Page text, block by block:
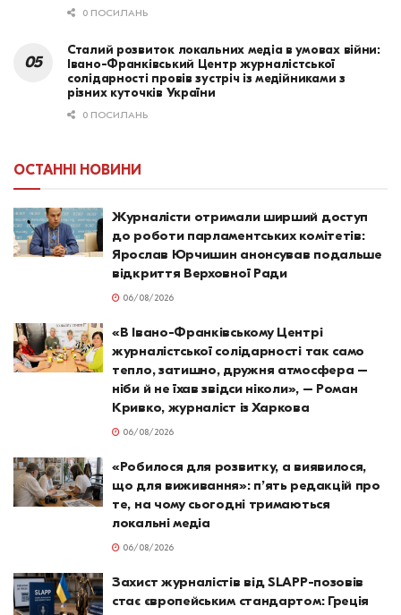
0 ПОСИЛАНЬ
Сталий розвиток локальних медіа в умовах війни:
Івано-Франківський Центр журналістської
солідарності провів зустріч із медійниками з
різних куточків України
0 ПОСИЛАНЬ
ОСТАННІ НОВИНИ
Журналісти отримали ширший доступ
до роботи парламентських комітетів:
Ярослав Юрчишин анонсував подальше
відкриття Верховної Ради
06/08/2026
«В Івано-Франківському Центрі
журналістської солідарності так само
тепло, затишно, дружня атмосфера –
ніби й не їхав звідси ніколи», – Роман
Кривко, журналіст із Харкова
06/08/2026
«Робилося для розвитку, а виявилося,
що для виживання»: п’ять редакцій про
те, на чому сьогодні тримаються
локальні медіа
06/08/2026
Захист журналістів від SLAPP-позовів
стає європейським стандартом: Греція